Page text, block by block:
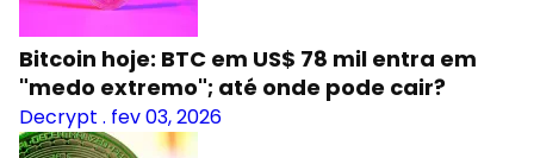
Bitcoin hoje: BTC em US$ 78 mil entra em
"medo extremo"; até onde pode cair?
Decrypt . fev 03, 2026